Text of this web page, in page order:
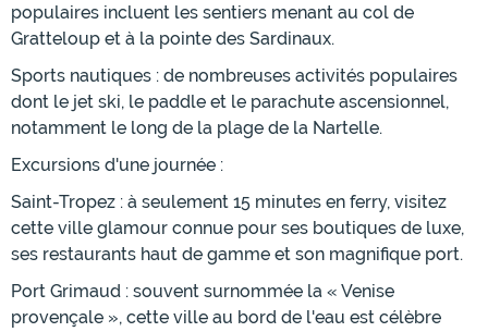
populaires incluent les sentiers menant au col de
Gratteloup et à la pointe des Sardinaux.
Sports nautiques : de nombreuses activités populaires
dont le jet ski, le paddle et le parachute ascensionnel,
notamment le long de la plage de la Nartelle.
Excursions d'une journée :
Saint-Tropez : à seulement 15 minutes en ferry, visitez
cette ville glamour connue pour ses boutiques de luxe,
ses restaurants haut de gamme et son magnifique port.
Port Grimaud : souvent surnommée la « Venise
provençale », cette ville au bord de l'eau est célèbre